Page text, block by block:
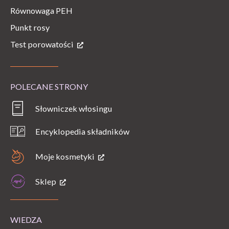
Równowaga PEH
Punkt rosy
Test porowatości
POLECANE STRONY
Słowniczek włosingu
Encyklopedia składników
Moje kosmetyki
Sklep
WIEDZA